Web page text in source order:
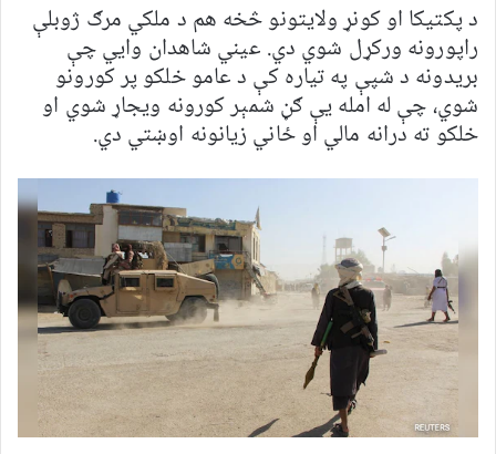
د پکتیکا او کونړ ولایتونو څخه هم د ملکي مرګ ژوبلې
راپورونه ورکړل شوي دي. عیني شاهدان وايي چې
بریدونه د شپې په تیاره کې د عامو خلکو پر کورونو
شوي، چې له امله یې ګڼ شمېر کورونه ویجاړ شوي او
خلکو ته درانه مالي او ځاني زیانونه اوښتي دي.